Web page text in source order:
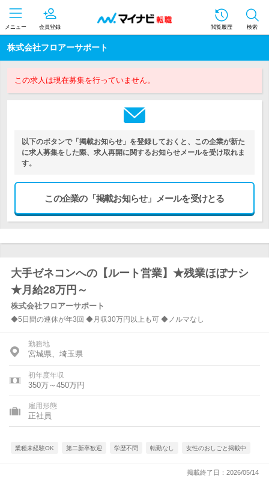
メニュー 会員登録 閲覧履歴 検索
株式会社フロアーサポート
この求人は現在募集を行っていません。
以下のボタンで「掲載お知らせ」を登録しておくと、この企業が新た
に求人募集をした際、求人再開に関するお知らせメールを受け取れま
す。
この企業の「掲載お知らせ」メールを受けとる
大手ゼネコンへの【ルート営業】★残業ほぼナシ
★月給28万円～
株式会社フロアーサポート
◆5日間の連休が年3回 ◆月収30万円以上も可 ◆ノルマなし
勤務地
宮城県、埼玉県
初年度年収
350万～450万円
雇用形態
正社員
業種未経験OK 第二新卒歓迎 学歴不問 転勤なし 女性のおしごと掲載中
掲載終了日：2026/05/14